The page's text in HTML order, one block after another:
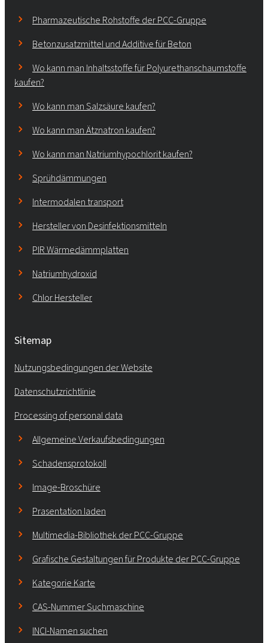
Pharmazeutische Rohstoffe der PCC-Gruppe
Betonzusatzmittel und Additive für Beton
Wo kann man Inhaltsstoffe für Polyurethanschaumstoffe
kaufen?
Wo kann man Salzsäure kaufen?
Wo kann man Ätznatron kaufen?
Wo kann man Natriumhypochlorit kaufen?
Sprühdämmungen
Intermodalen transport
Hersteller von Desinfektionsmitteln
PIR Wärmedämmplatten
Natriumhydroxid
Chlor Hersteller
Sitemap
Nutzungsbedingungen der Website
Datenschutzrichtlinie
Processing of personal data
Allgemeine Verkaufsbedingungen
Schadensprotokoll
Image-Broschüre
Prasentation laden
Multimedia-Bibliothek der PCC-Gruppe
Grafische Gestaltungen für Produkte der PCC-Gruppe
Kategorie Karte
CAS-Nummer Suchmaschine
INCI-Namen suchen